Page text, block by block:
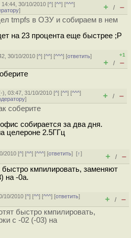
14:44, 30/10/2010 [^] [^^] [^^^]
] + / –
tmpfs в ОЗУ и собираем в нем
на 23 процента еще быстрее ;P
30/10/2010 [^] [^^] [^^^] [ответить]
+1
+ / –
-), 03:47, 31/10/2010 [^] [^^] [^^^]
] + / –
соберите
собирается за два дня.
целероне 2.5ГГц
2010 [^] [^^] [^^^] [ответить][↑]
+ / –
быстро кмпилировать, заменяют
на -0a.
10/2010 [^] [^^] [^^^] [ответить]
+ / –
быстро кмпилировать,
с -02 (-03) на